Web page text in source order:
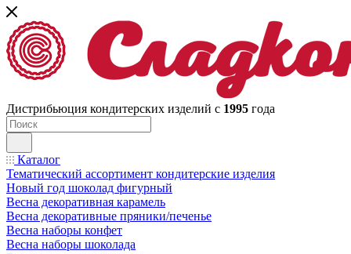
Дистрибьюция кондитерских изделий с 1995 года
Каталог
Тематический ассортимент кондитерские изделия
Новый год шоколад фигурный
Весна декоративная карамель
Весна декоративные пряники/печенье
Весна наборы конфет
Весна наборы шоколада